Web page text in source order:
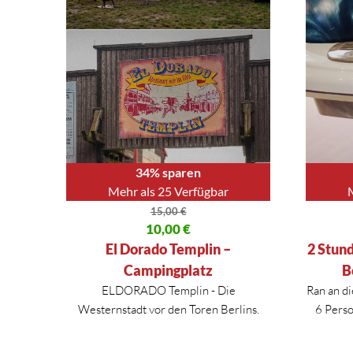
34% sparen
Mehr als 25 Verfügbar
15,00€
Ursprünglicher Preis war: 15,00 €
10,00€
Aktueller Preis ist: 10,00 €.
El Dorado Templin –
Campingplatz
ELDORADO Templin - Die
Westernstadt vor den Toren Berlins.
2
Ran an
6